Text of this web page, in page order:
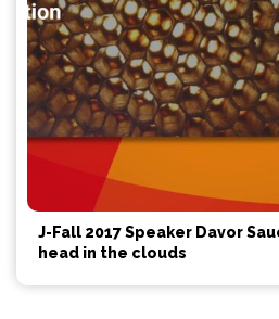
J-Fall 2017 Speaker Davor
head in the clouds